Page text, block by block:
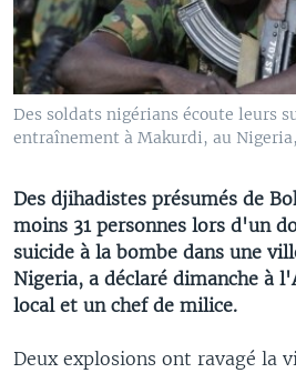
Des soldats nigérians écoute leurs
entraînement à Makurdi, au
Des djihadistes présumés de
moins 31 personnes lors d'un
suicide à la bombe dans une
Nigeria, a déclaré dimanche à
local et un chef de milice.
Deux explosions ont ravagé la